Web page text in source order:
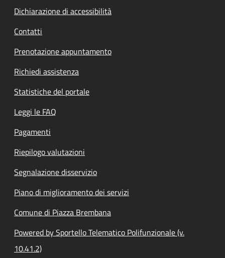
Dichiarazione di accessibilità
Contatti
Prenotazione appuntamento
Richiedi assistenza
Statistiche del portale
Leggi le FAQ
Pagamenti
Riepilogo valutazioni
Segnalazione disservizio
Piano di miglioramento dei servizi
Comune di Piazza Brembana
Powered by Sportello Telematico Polifunzionale (v.
10.41.2)